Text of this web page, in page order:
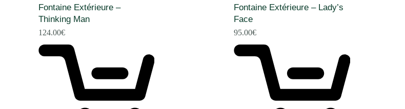
Fontaine Extérieure –
Thinking Man
124.00€
Fontaine Extérieure – Lady’s
Face
95.00€